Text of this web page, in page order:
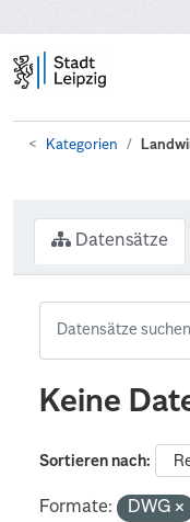
Kategorien
Datensätze
Keine
Sortieren nach
Formate: DWG